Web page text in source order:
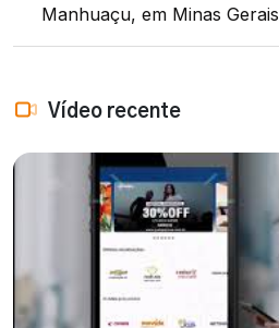
Manhuaçu, em Minas Gerais
Vídeo recente